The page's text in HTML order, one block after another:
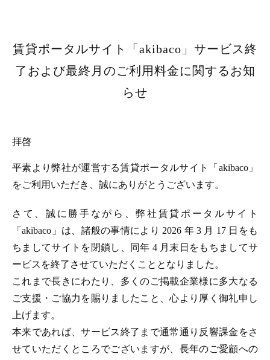
賃貸ポータルサイト「akibaco」サービス終
了および最終月のご利用料金に関するお知
らせ
拝啓
平素より弊社が運営する賃貸ポータルサイト「akibaco」
をご利用いただき、誠にありがとうございます。
さて、誠に勝手ながら、弊社賃貸ポータルサイト
「akibaco」は、諸般の事情により 2026 年 3 月 17 日をも
ちましてサイトを閉鎖し、同年 4 月末日をもちましてサ
ービスを終了させていただくこととなりました。
これまで長きにわたり、多くのご掲載企業様に多大なる
ご支援・ご協力を賜りましたこと、心より厚く御礼申し
上げます。
本来であれば、サービス終了まで通常通り反響課金をさ
せていただくところでございますが、長年のご愛顧への